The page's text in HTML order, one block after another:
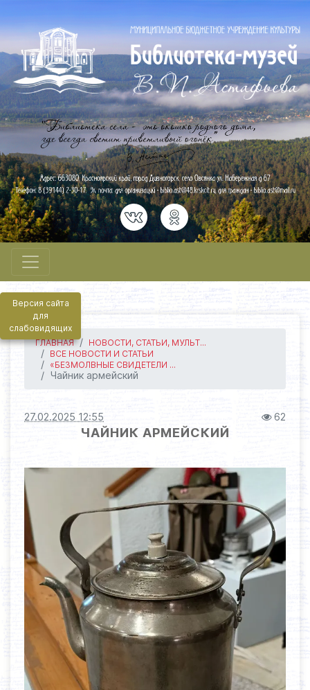
Версия сайта
для
слабовидящих
ГЛАВНАЯ
НОВОСТИ, СТАТЬИ, МУЛЬТ...
ВСЕ НОВОСТИ И СТАТЬИ
«БЕЗМОЛВНЫЕ СВИДЕТЕЛИ ...
Чайник армейский
27.02.2025 12:55 62
ЧАЙНИК АРМЕЙСКИЙ